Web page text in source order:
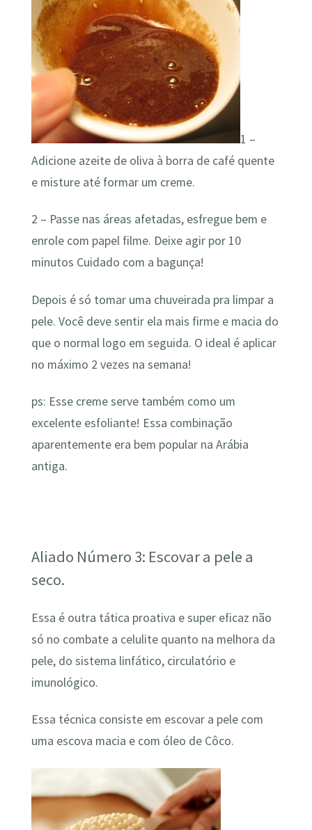
1 –
Adicione azeite de oliva à borra de café quente
e misture até formar um creme.
2 – Passe nas áreas afetadas, esfregue bem e
enrole com papel filme. Deixe agir por 10
minutos Cuidado com a bagunça!
Depois é só tomar uma chuveirada pra limpar a
pele. Você deve sentir ela mais firme e macia do
que o normal logo em seguida. O ideal é aplicar
no máximo 2 vezes na semana!
ps: Esse creme serve também como um
excelente esfoliante! Essa combinação
aparentemente era bem popular na Arábia
antiga.
Aliado Número 3: Escovar a pele a
seco.
Essa é outra tática proativa e super eficaz não
só no combate a celulite quanto na melhora da
pele, do sistema linfático, circulatório e
imunológico.
Essa técnica consiste em escovar a pele com
uma escova macia e com óleo de Côco.